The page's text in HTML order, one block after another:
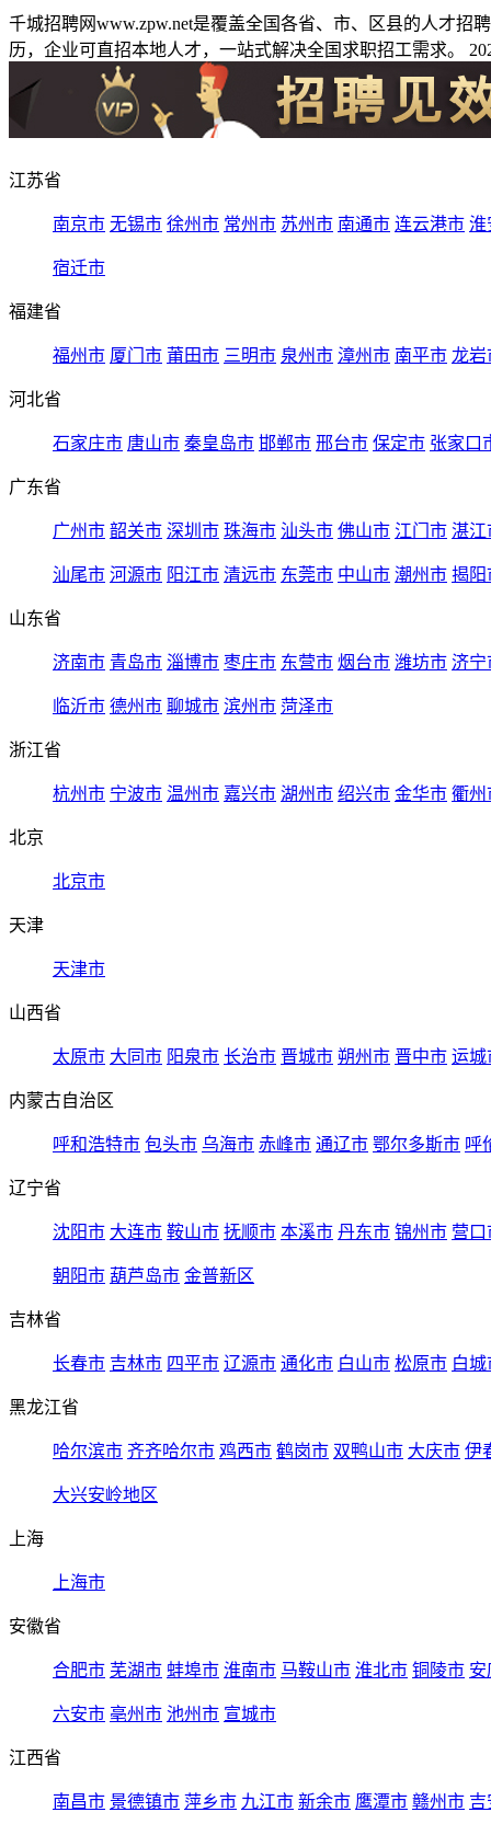
千城招聘网www.zpw.net是覆盖全国各省、市、区县的人才
历，企业可直招本地人才，一站式解决全国求职招工需求。
江苏省
南京市 无锡市 徐州市 常州市 苏州市 南通市 连云港市 淮
宿迁市
福建省
福州市 厦门市 莆田市 三明市 泉州市 漳州市 南平市 龙岩
河北省
石家庄市 唐山市 秦皇岛市 邯郸市 邢台市 保定市 张家口
广东省
广州市 韶关市 深圳市 珠海市 汕头市 佛山市 江门市 湛江
汕尾市 河源市 阳江市 清远市 东莞市 中山市 潮州市 揭阳
山东省
济南市 青岛市 淄博市 枣庄市 东营市 烟台市 潍坊市 济宁
临沂市 德州市 聊城市 滨州市 菏泽市
浙江省
杭州市 宁波市 温州市 嘉兴市 湖州市 绍兴市 金华市 衢州
北京
北京市
天津
天津市
山西省
太原市 大同市 阳泉市 长治市 晋城市 朔州市 晋中市 运城
内蒙古自治区
呼和浩特市 包头市 乌海市 赤峰市 通辽市 鄂尔多斯市 呼
辽宁省
沈阳市 大连市 鞍山市 抚顺市 本溪市 丹东市 锦州市 营口
朝阳市 葫芦岛市 金普新区
吉林省
长春市 吉林市 四平市 辽源市 通化市 白山市 松原市 白城
黑龙江省
哈尔滨市 齐齐哈尔市 鸡西市 鹤岗市 双鸭山市 大庆市 伊
大兴安岭地区
上海
上海市
安徽省
合肥市 芜湖市 蚌埠市 淮南市 马鞍山市 淮北市 铜陵市 安
六安市 亳州市 池州市 宣城市
江西省
南昌市 景德镇市 萍乡市 九江市 新余市 鹰潭市 赣州市 吉